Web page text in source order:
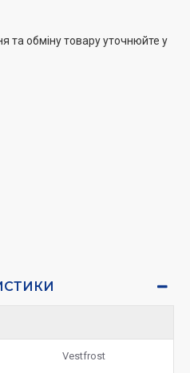
та обміну товару уточнюйте у
Vestfrost